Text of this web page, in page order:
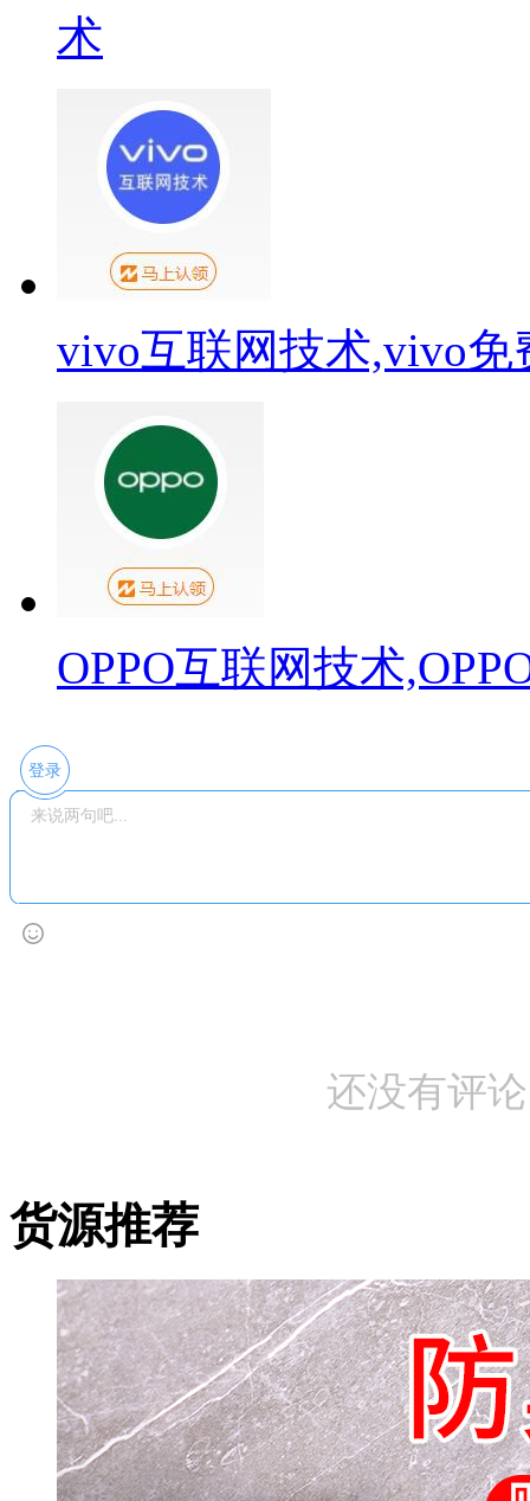
术
vivo互联网技术,vivo免
OPPO互联网技术
登录
还没有评
货源推荐